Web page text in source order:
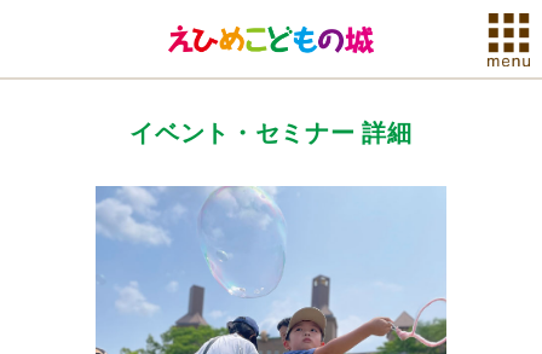
イベント・セミナー 詳細